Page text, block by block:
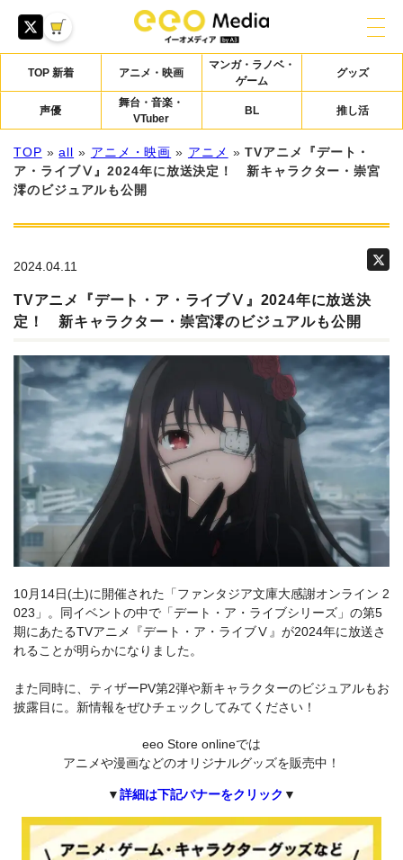
TOP 新着 アニメ・映画
マンガ・ラノベ・
ゲーム
グッズ
声優
舞台・音楽・
VTuber
BL 推し活
TOP »all » アニメ・映画 » アニメ »TVアニメ『デート・
ア・ライブⅤ』2024年に放送決定！ 新キャラクター・崇宮
澪のビジュアルも公開
2024.04.11
TVアニメ『デート・ア・ライブⅤ』2024年に放送決
定！ 新キャラクター・崇宮澪のビジュアルも公開
10月14日(土)に開催された「ファンタジア文庫大感謝オンライン 2
023」。同イベントの中で「デート・ア・ライブシリーズ」の第5
期にあたるTVアニメ『デート・ア・ライブⅤ』が2024年に放送さ
れることが明らかになりました。
また同時に、ティザーPV第2弾や新キャラクターのビジュアルもお
披露目に。新情報をぜひチェックしてみてください！
eeo Store onlineでは
アニメや漫画などのオリジナルグッズを販売中！
▼詳細は下記バナーをクリック ▼